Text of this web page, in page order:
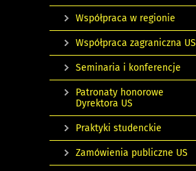
Współpraca w regionie
Współpraca zagraniczna US
Seminaria i konferencje
Patronaty honorowe
Dyrektora US
Praktyki studenckie
Zamówienia publiczne US